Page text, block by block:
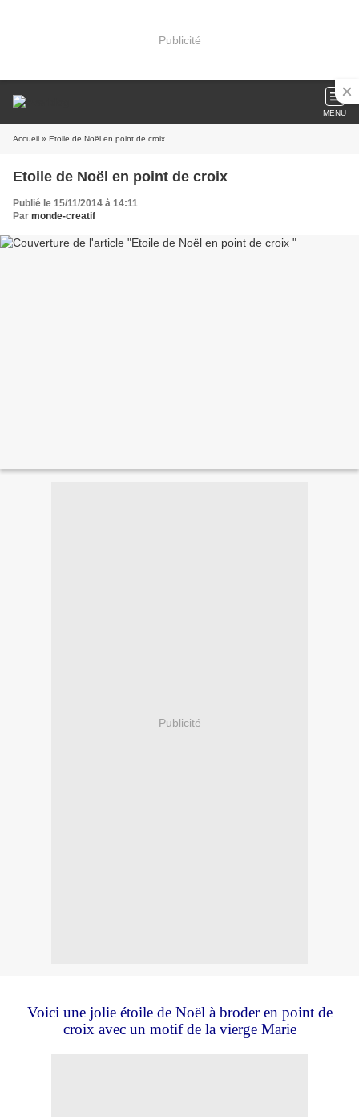
Publicité
MENU
Accueil » Etoile de Noël en point de croix
Etoile de Noël en point de croix
Publié le 15/11/2014 à 14:11
Par monde-creatif
Publicité
Voici une jolie étoile de Noël à broder en point de
croix avec un motif de la vierge Marie